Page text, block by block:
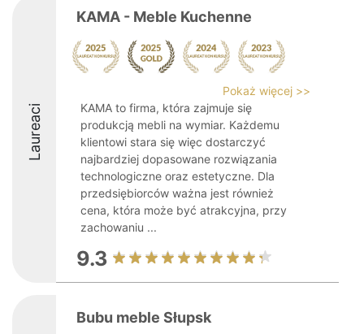
Laureaci
KAMA - Meble Kuchenne
Pokaż więcej >>
KAMA to firma, która zajmuje się
produkcją mebli na wymiar. Każdemu
klientowi stara się więc dostarczyć
najbardziej dopasowane rozwiązania
technologiczne oraz estetyczne. Dla
przedsiębiorców ważna jest również
cena, która może być atrakcyjna, przy
zachowaniu ...
9.3
Bubu meble Słupsk